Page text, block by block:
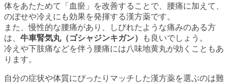
体をあたためて「血瘀」を改善することで、腰痛に加えて、
のぼせや冷えにも効果を発揮する漢方薬です。
また、慢性的な腰痛があり、しびれたような痛みのある方
は、 牛車腎気丸（ゴシャジンキガン）
も良いでしょう。
冷えや下肢痛などを伴う腰痛には八味地黄丸が効くこともあ
ります。
自分の症状や体質にぴったりマッチした漢方薬を選ぶのは難